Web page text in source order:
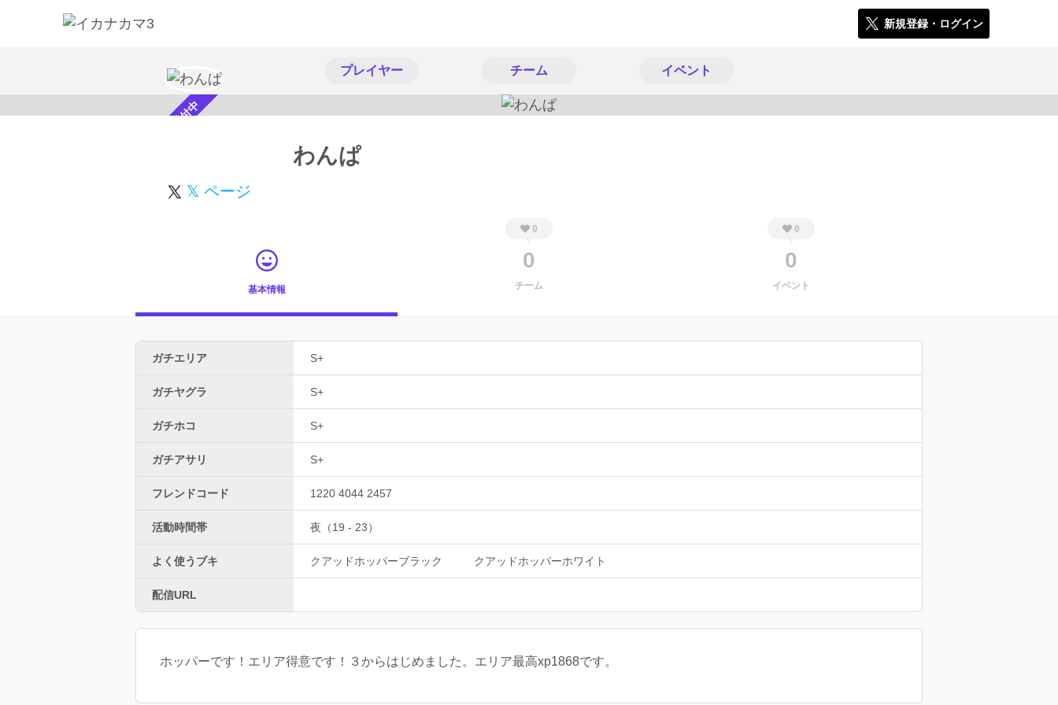
新規登録・ログイン
プレイヤー チーム イベント
スカウト受付中 わんぱ
𝕏 ページ
基本情報
0
0
チーム
0
0
イベント
ガチエリア S+
ガチヤグラ S+
ガチホコ S+
ガチアサリ S+
フレンドコード 1220 4044 2457
活動時間帯 夜（19 - 23）
よく使うブキ クアッドホッパーブラック クアッドホッパーホワイト
配信URL
ホッパーです！エリア得意です！３からはじめました。エリア最高xp1868です。